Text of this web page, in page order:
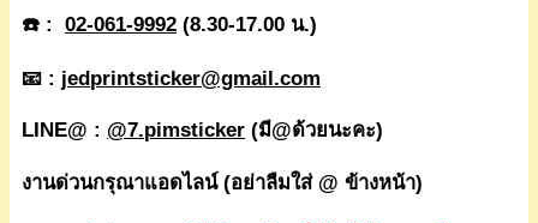
☎️ : 02-061-9992 (8.30-17.00 น.)
📧 : jedprintsticker@gmail.com
LINE@ : @7.pimsticker (มี@ด้วยนะคะ)
งานด่วนกรุณาแอดไลน์ (อย่าลืมใส่ @ ข้างหน้า)